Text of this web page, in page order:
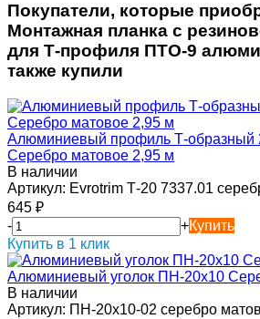
Покупатели, которые
Монтажная планка с
для Т-профиля ПТО-9
также купили
Алюминиевый профиль Т-образный
Серебро матовое 2,95 м
В наличии
Артикул: Evrotrim Т-20 7337.01
645 ₽
-
+Купить
Купить в 1 клик
Алюминиевый уголок ПН-20х10
В наличии
Артикул: ПН-20х10-02 серебро